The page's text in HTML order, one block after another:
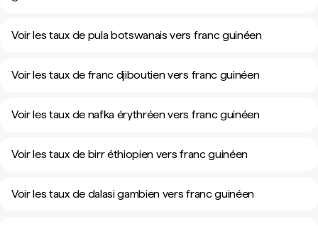
Voir les taux de pula botswanais vers franc guinéen
Voir les taux de franc djiboutien vers franc guinéen
Voir les taux de nafka érythréen vers franc guinéen
Voir les taux de birr éthiopien vers franc guinéen
Voir les taux de dalasi gambien vers franc guinéen